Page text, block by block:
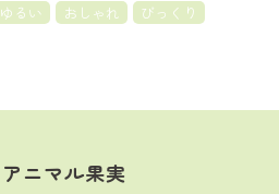
ゆるい おしゃれ
びっくり
アニマル果実